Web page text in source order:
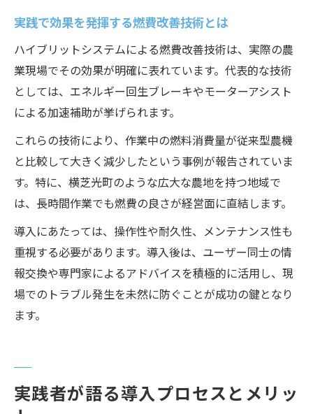
実践で効果を発揮する燃費改善技術とは
ハイブリットシステムによる燃費改善技術は、実際の農
業現場でその効果が明確に表れています。代表的な技術
としては、エネルギー回生ブレーキやモーターアシスト
による加速補助が挙げられます。
これらの技術により、作業中の燃料消費量が従来型農機
と比較して大きく減少したという事例が報告されていま
す。特に、横芝光町のような広大な農地を持つ地域で
は、長時間作業でも燃費の良さが経営面に直結します。
導入にあたっては、操作性や耐久性、メンテナンス性も
重視する必要があります。導入後は、ユーザー同士の情
報交換や専門家によるアドバイスを積極的に活用し、現
場でのトラブル発生を未然に防ぐことが成功の鍵となり
ます。
実践者が語る導入プロセスとメリッ